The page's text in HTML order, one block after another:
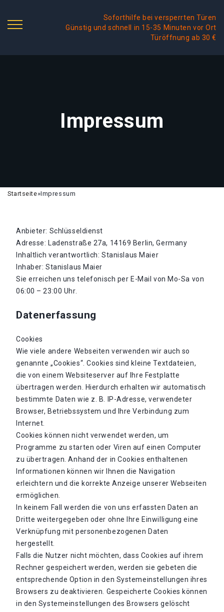
Soforthilfe bei versperrten Türen
Günstig und schnell in 15-35 Minuten vor Ort
Türöffnung ab 30 €
Impressum
Startseite»Impressum
Anbieter: Schlüsseldienst
Adresse: Ladenstraße 27a, 14169 Berlin, Germany
Inhaltlich verantwortlich: Stanislaus Maier
Inhaber: Stanislaus Maier
Sie erreichen uns telefonisch per E-Mail von Mo-Sa von
06:00 – 23:00 Uhr.
Datenerfassung
Cookies
Wie viele andere Webseiten verwenden wir auch so
genannte „Cookies“. Cookies sind kleine Textdateien,
die von einem Websiteserver auf Ihre Festplatte
übertragen werden. Hierdurch erhalten wir automatisch
bestimmte Daten wie z. B. IP-Adresse, verwendeter
Browser, Betriebssystem und Ihre Verbindung zum
Internet.
Cookies können nicht verwendet werden, um
Programme zu starten oder Viren auf einen Computer
zu übertragen. Anhand der in Cookies enthaltenen
Informationen können wir Ihnen die Navigation
erleichtern und die korrekte Anzeige unserer Webseiten
ermöglichen.
In keinem Fall werden die von uns erfassten Daten an
Dritte weitergegeben oder ohne Ihre Einwilligung eine
Verknüpfung mit personenbezogenen Daten
hergestellt.
Falls die Nutzer nicht möchten, dass Cookies auf ihrem
Rechner gespeichert werden, werden sie gebeten die
entsprechende Option in den Systemeinstellungen ihres
Browsers zu deaktivieren. Gespeicherte Cookies können
in den Systemeinstellungen des Browsers gelöscht